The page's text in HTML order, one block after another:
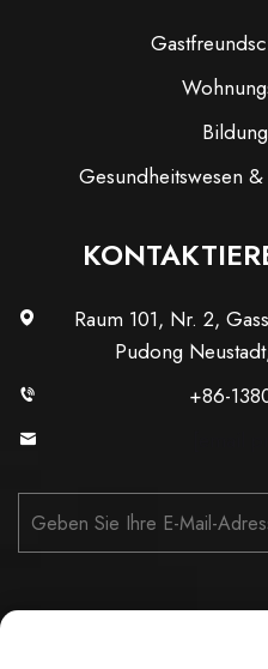
Gesundheitswesen
Raum 101, Nr. 2,
Pudong
+86-